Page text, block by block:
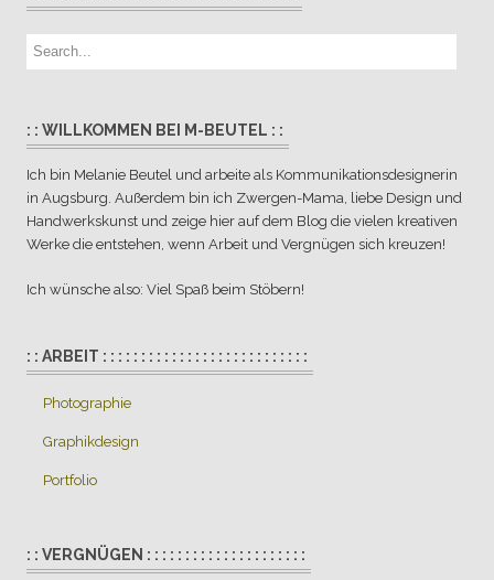
: : WILLKOMMEN BEI M-BEUTEL : :
Ich bin Melanie Beutel und arbeite als Kommunikationsdesignerin
in Augsburg. Außerdem bin ich Zwergen-Mama, liebe Design und
Handwerkskunst und zeige hier auf dem Blog die vielen kreativen
Werke die entstehen, wenn Arbeit und Vergnügen sich kreuzen!
Ich wünsche also: Viel Spaß beim Stöbern!
: : ARBEIT : : : : : : : : : : : : : : : : : : : : : : : : : : :
Photographie
Graphikdesign
Portfolio
: : VERGNÜGEN : : : : : : : : : : : : : : : : : : : : :